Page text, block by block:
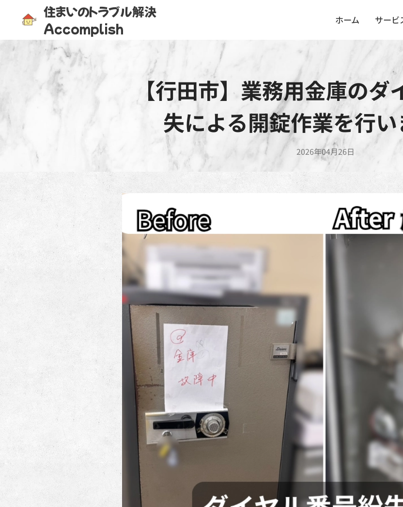
住まいのトラブル解決
Accomplish
ホーム サービ
【行田市】業務用金庫のダ
失による開錠作業を行い
2026年04月26日